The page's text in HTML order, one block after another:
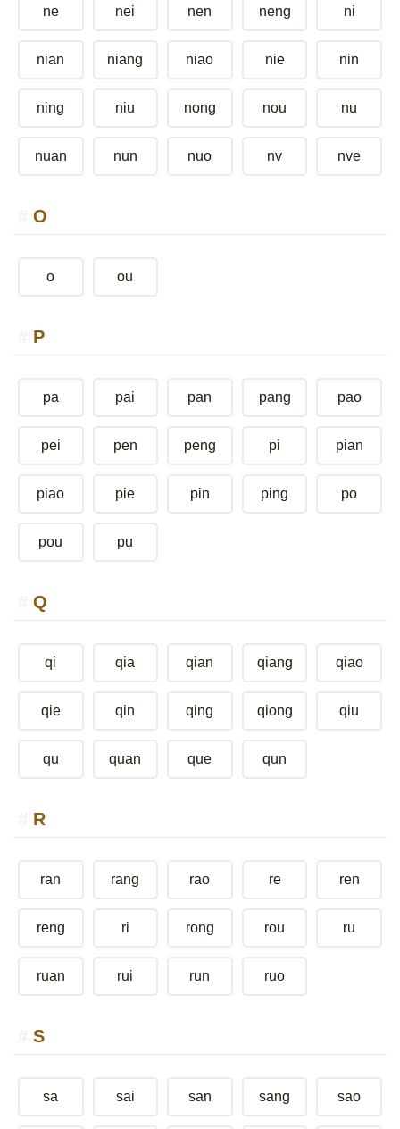
ne nei nen neng ni
nian niang niao nie nin
ning niu nong nou nu
nuan nun nuo nv nve
O
o ou
P
pa pai pan pang pao
pei pen peng pi pian
piao pie pin ping po
pou pu
Q
qi qia qian qiang qiao
qie qin qing qiong qiu
qu quan que qun
R
ran rang rao re ren
reng ri rong rou ru
ruan rui run ruo
S
sa sai san sang sao